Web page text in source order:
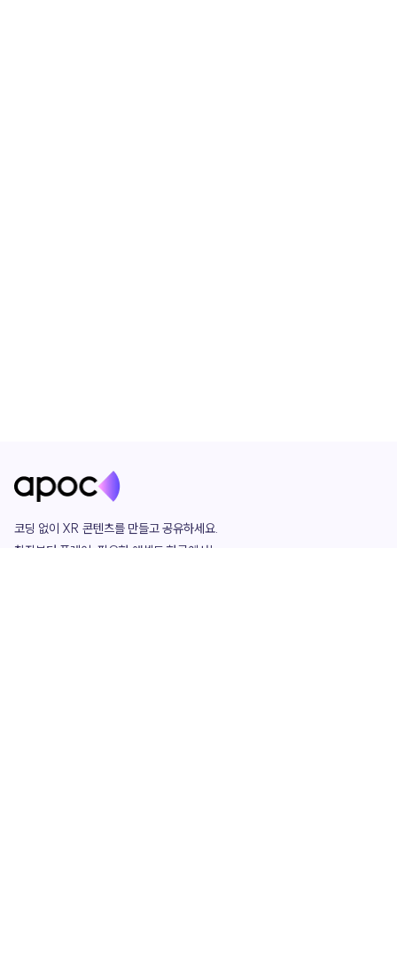
코딩 없이 XR 콘텐츠를 만들고 공유하세요.
창작부터 플레이, 필요한 애셋도 한곳에서!